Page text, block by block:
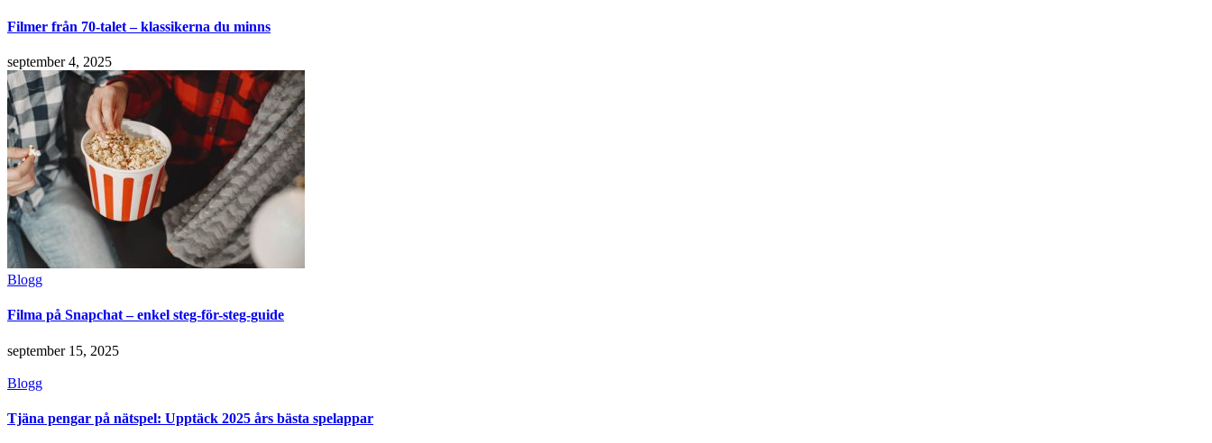
Filmer från 70-talet – klassikerna du minns
september 4, 2025
Blogg
Filma på Snapchat – enkel steg-för-steg-guide
september 15, 2025
Blogg
Tjäna pengar på nätspel: Upptäck 2025 års bästa spelappar